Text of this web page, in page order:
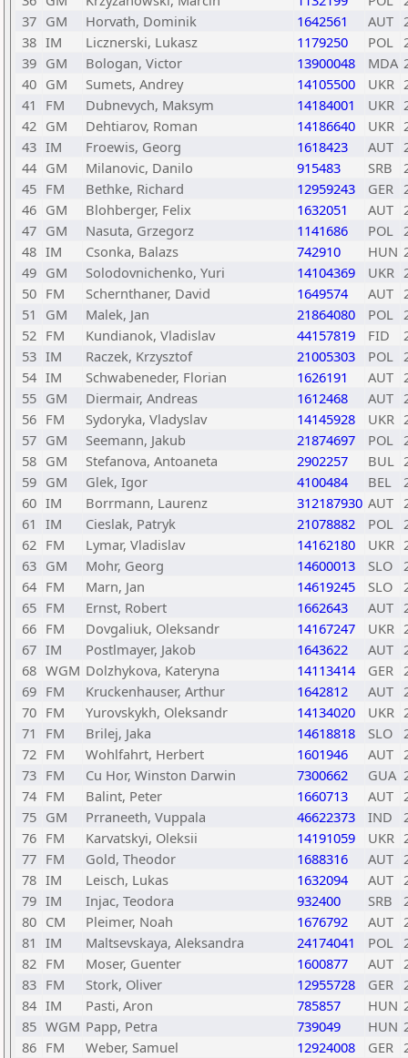
37 GM Horvath, Dominik 1642561 AUT
38 IM Licznerski, Lukasz 1179250 POL
39 GM Bologan, Victor 13900048 MDA
40 GM Sumets, Andrey 14105500 UKR
41
FM Dubnevych, Maksym 14184001 UKR
42 GM Dehtiarov, Roman 14186640 UKR
43 IM Froewis, Georg 1618423 AUT
44 GM Milanovic, Danilo 915483 SRB
45 FM Bethke, Richard 12959243 GER
46 GM Blohberger, Felix 1632051 AUT
47 GM Nasuta, Grzegorz 1141686 POL
48 IM Csonka, Balazs 742910 HUN
49 GM Solodovnichenko, Yuri 14104369 UKR
50 FM Schernthaner, David 1649574 AUT
51
GM Malek, Jan 21864080 POL
52 FM Kundianok, Vladislav 44157819 FID
53 IM Raczek, Krzysztof 21005303 POL
54 IM Schwabeneder, Florian 1626191 AUT
55 GM Diermair, Andreas 1612468 AUT
56 FM Sydoryka, Vladyslav 14145928 UKR
57 GM Seemann, Jakub 21874697 POL
58 GM Stefanova, Antoaneta 2902257 BUL
59 GM Glek, Igor 4100484 BEL
60 IM Borrmann, Laurenz 312187930 AUT
61 IM Cieslak, Patryk 21078882 POL
62 FM Lymar, Vladislav 14162180 UKR
63 GM Mohr, Georg 14600013 SLO
64 FM Marn, Jan 14619245 SLO
65 FM Ernst, Robert 1662643 AUT
66 FM Dovgaliuk, Oleksandr 14167247 UKR
67 IM Postlmayer, Jakob 1643622 AUT
68 WGM Dolzhykova, Kateryna 14113414 GER
69 FM Kruckenhauser, Arthur 1642812 AUT
70 FM Yurovskykh, Oleksandr 14134020 UKR
71
FM Brilej, Jaka 14618818 SLO
72 FM Wohlfahrt, Herbert 1601946 AUT
73 FM Cu Hor, Winston Darwin 7300662 GUA
74 FM Balint, Peter 1660713 AUT
75 GM Prraneeth, Vuppala 46622373 IND
76 FM Karvatskyi, Oleksii 14191059 UKR
77 FM Gold, Theodor 1688316 AUT
78 IM Leisch, Lukas 1632094 AUT
79 IM Injac, Teodora 932400 SRB
80 CM Pleimer, Noah 1676792 AUT
81 IM Maltsevskaya, Aleksandra 24174041 POL
82 FM Moser, Guenter 1600877 AUT
83 FM Stork, Oliver 12955728 GER
84 IM Pasti, Aron 785857 HUN
85 WGM Papp, Petra 739049 HUN
86 FM Weber, Samuel 12924008 GER